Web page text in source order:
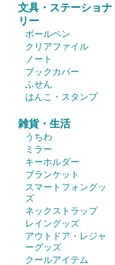
文具・ステーショナ
リー
ボールペン
クリアファイル
ノート
ブックカバー
ふせん
はんこ・スタンプ
雑貨・生活
うちわ
ミラー
キーホルダー
ブランケット
スマートフォングッ
ズ
ネックストラップ
レイングッズ
アウトドア・レジャ
ーグッズ
クールアイテム